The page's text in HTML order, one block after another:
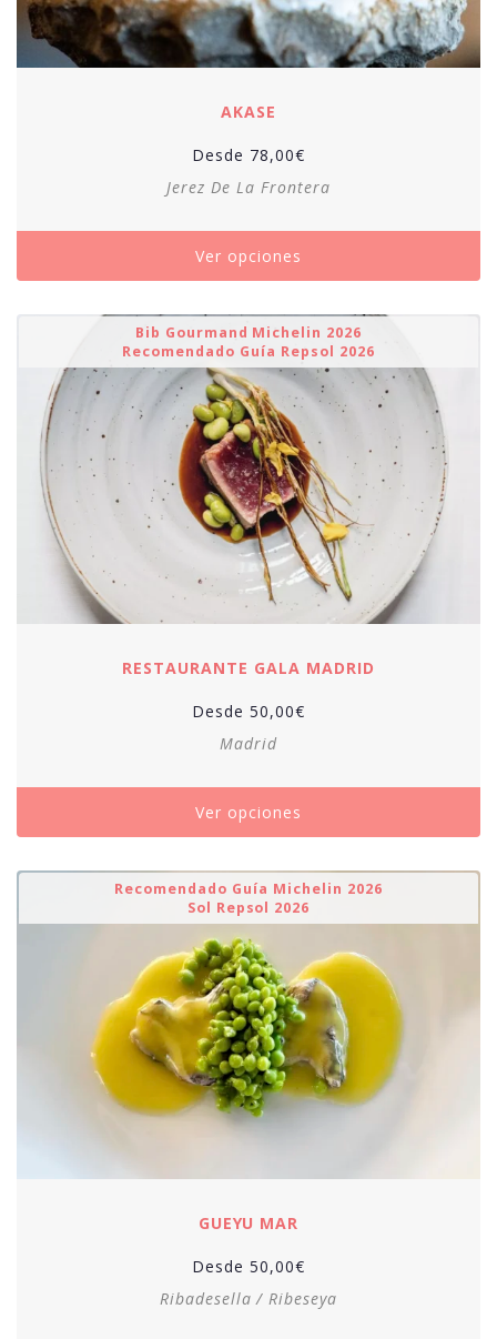
AKASE
Desde 78,00€
Jerez De La Frontera
Ver opciones
Bib Gourmand Michelin 2026
Recomendado Guía Repsol 2026
RESTAURANTE GALA MADRID
Desde 50,00€
Madrid
Ver opciones
Recomendado Guía Michelin 2026
Sol Repsol 2026
GUEYU MAR
Desde 50,00€
Ribadesella / Ribeseya